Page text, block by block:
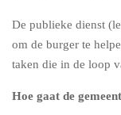
De publieke dienst
om de burger te
taken die in de loop
Hoe gaat de